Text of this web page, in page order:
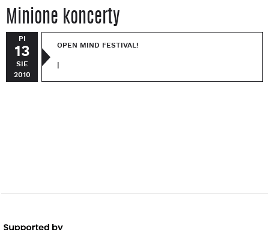
Minione koncerty
PI
13
SIE
2010
OPEN MIND FESTIVAL!